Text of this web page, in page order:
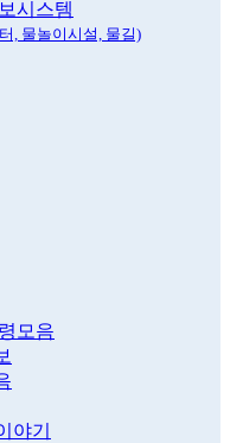
시스템
, 물놀이시설, 물길)
모음
야기